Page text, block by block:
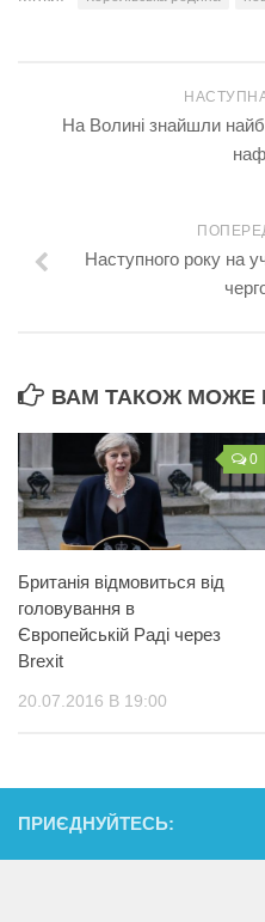
Суспільство
#Війна
На Волині знайшли
Наступного року на
ВАМ ТАКОЖ МОЖЕ
0
Британія відмовиться від
головування в
Європейській Раді через
Brexit
20.07.2016 В 19:00
ПРИЄДНУЙТЕСЬ: